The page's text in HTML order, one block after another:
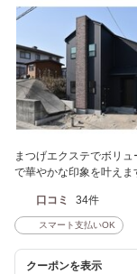
まつげエクステでボリ
で華やかな印象を叶えま
口コミ 34件
スマート支払いOK
クーポンを表示